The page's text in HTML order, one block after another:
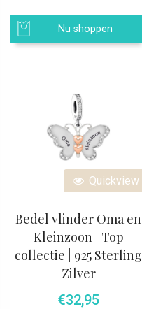
Nu shoppen
Quickview
Bedel vlinder Oma en
Kleinzoon | Top
collectie | 925 Sterling
Zilver
€32,95